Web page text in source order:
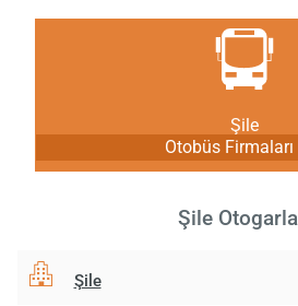
Şile
Otobüs Firmaları
Şile
Şile